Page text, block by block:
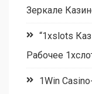
Зеркале
“1xslots
Рабочее
1Win